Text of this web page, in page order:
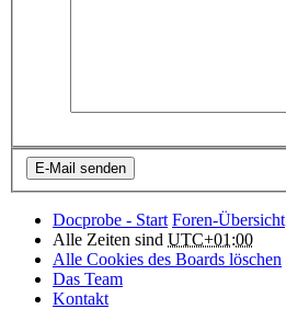
Docprobe - Start Foren-Übersicht
Alle Zeiten sind UTC+01:00
Alle Cookies des Boards löschen
Das Team
Kontakt